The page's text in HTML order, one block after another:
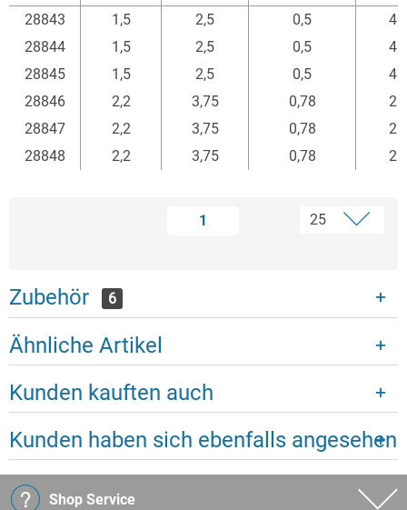
Artikel
Innen-Ø
Außen-Ø
Wandstärke
28843 1,5 2,5 0,5
4
28844
1,5 2,5 0,5
4
28845
1,5 2,5 0,5
4
28846
2,2 3,75 0,78
2
28847
2,2 3,75 0,78
2
28848
2,2 3,75 0,78 2
1
Zubehör 6
Ähnliche Artikel
Kunden kauften auch
Kunden haben sich ebenfalls angesehen
Shop Service